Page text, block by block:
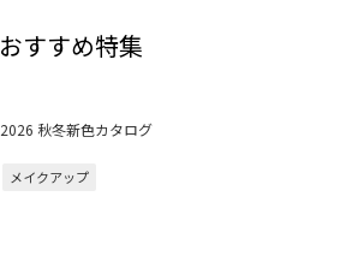
おすすめ特集
2026 秋冬新色カタログ
メイクアップ